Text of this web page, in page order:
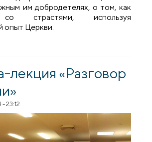
им добродетелях, о том, как
страстями, используя
опыт Церкви.
болезнь современного мира» в
центральной библиотеке Гродно
лекция «Разговор
23:12